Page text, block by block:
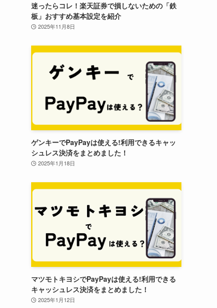
迷ったらコレ！楽天証券で損しないための「鉄
板」おすすめ基本設定を紹介
2025年11月8日
ゲンキーでPayPayは使える!利用できるキャッ
シュレス決済をまとめました！
2025年1月18日
マツモトキヨシでPayPayは使える!利用できる
キャッシュレス決済をまとめました！
2025年1月12日